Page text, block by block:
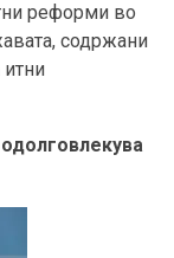
реформи во
содржани